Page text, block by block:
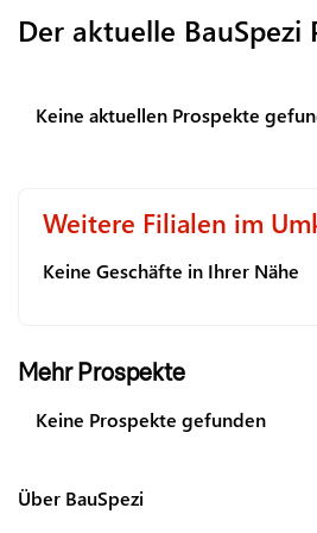
Weitere Filialen im
Keine Geschäfte in Ihrer Nähe
Der aktuelle BauSpezi
Keine aktuellen Prospekte
Mehr Prospekte
Keine Prospekte gefunden
Über BauSpezi